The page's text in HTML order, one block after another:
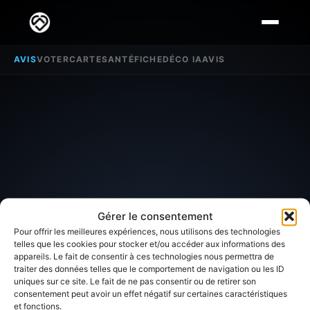
Gérer le consentement
Pour offrir les meilleures expériences, nous utilisons des technologies
telles que les cookies pour stocker et/ou accéder aux informations des
appareils. Le fait de consentir à ces technologies nous permettra de
traiter des données telles que le comportement de navigation ou les ID
uniques sur ce site. Le fait de ne pas consentir ou de retirer son
consentement peut avoir un effet négatif sur certaines caractéristiques
et fonctions.
AVISVOTERCARTESANTÉFICHEDÉCO IAAVIS
SECTEUR D'INTÉRÊT
Avis surSauvigny les